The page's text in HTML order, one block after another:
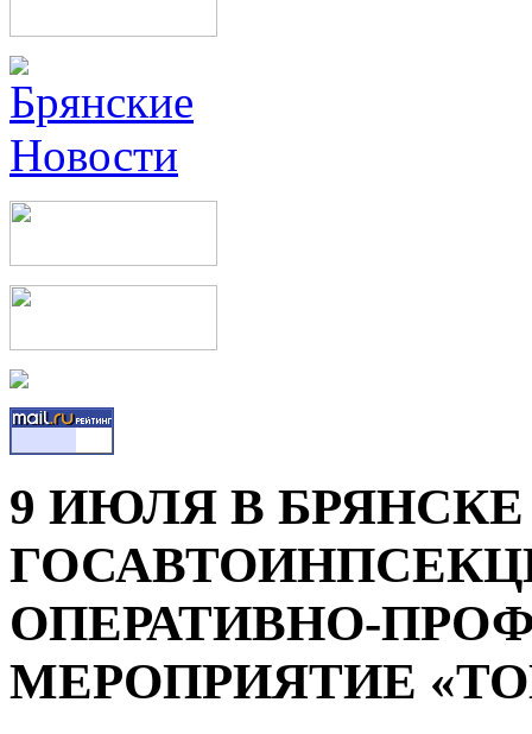
9 ИЮЛЯ В
ОПЕРАТИВНО-
МЕРОПРИЯТИЕ